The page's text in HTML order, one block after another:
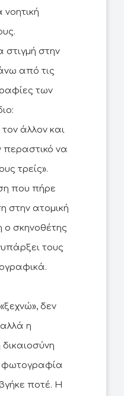
στιγμή στην
από τις
των
άλλον και
περαστικό να
τρείς».
που πήρε
στην ατομική
ο σκηνοθέτης
τους
δεν
αλλά η
φωτογραφία
ποτέ. Η